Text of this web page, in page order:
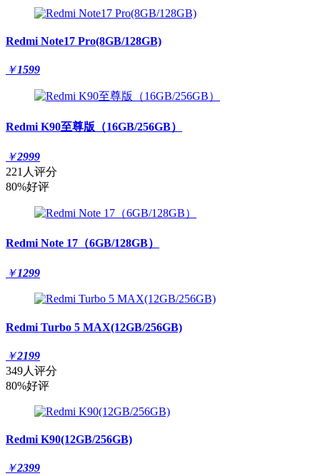
Redmi Note17 Pro(8GB/128GB)
￥1599
Redmi K90至尊版（16GB/256GB）
￥2999
221人评分
80%好评
Redmi Note 17（6GB/128GB）
￥1299
Redmi Turbo 5 MAX(12GB/256GB)
￥2199
349人评分
80%好评
Redmi K90(12GB/256GB)
￥2399